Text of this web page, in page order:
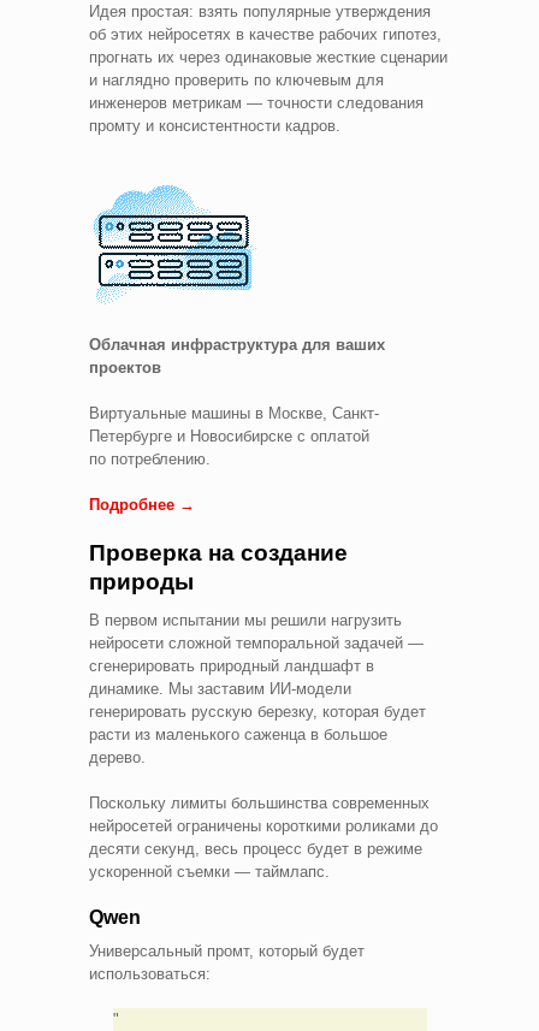
Идея простая: взять популярные утверждения
об этих нейросетях в качестве рабочих гипотез,
прогнать их через одинаковые жесткие сценарии
и наглядно проверить по ключевым для
инженеров метрикам — точности следования
промту и консистентности кадров.
Облачная инфраструктура для ваших
проектов
Виртуальные машины в Москве, Санкт-
Петербурге и Новосибирске с оплатой
по потреблению.
Подробнее →
Проверка на создание
природы
В первом испытании мы решили нагрузить
нейросети сложной темпоральной задачей —
сгенерировать природный ландшафт в
динамике. Мы заставим ИИ-модели
генерировать русскую березку, которая будет
расти из маленького саженца в большое
дерево.
Поскольку лимиты большинства современных
нейросетей ограничены короткими роликами до
десяти секунд, весь процесс будет в режиме
ускоренной съемки — таймлапс.
Qwen
Универсальный промт, который будет
использоваться: